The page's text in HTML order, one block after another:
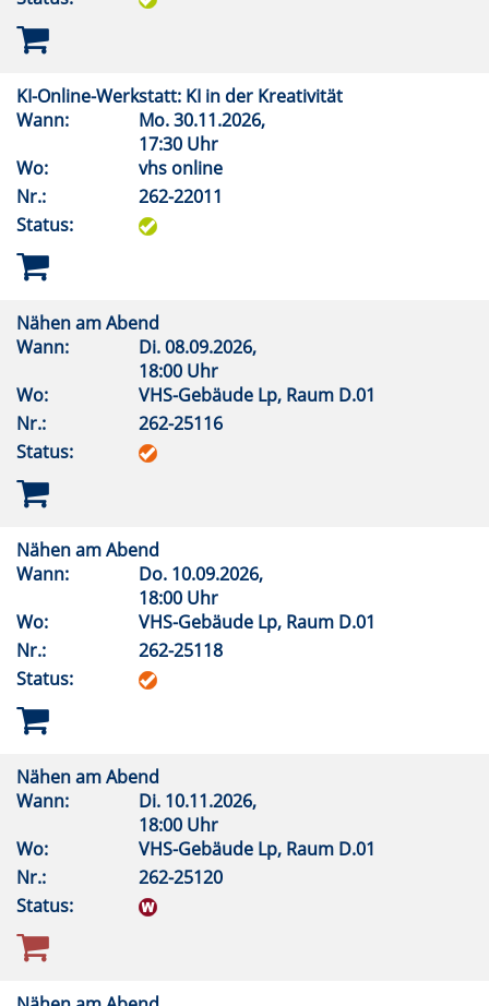
KI-Online-Werkstatt: KI in der Kreativität
Wann:
Mo.30.11.2026,
17:30 Uhr
Wo:
vhs online
Nr.:
262-22011
Status:
Nähen am Abend
Wann:
Di.08.09.2026,
18:00 Uhr
Wo:
VHS-Gebäude Lp, Raum D.01
Nr.:
262-25116
Status:
Nähen am Abend
Wann:
Do. 10.09.2026,
18:00 Uhr
Wo:
VHS-Gebäude Lp, Raum D.01
Nr.:
262-25118
Status:
Nähen am Abend
Wann:
Di. 10.11.2026,
18:00 Uhr
Wo:
VHS-Gebäude Lp, Raum D.01
Nr.:
262-25120
Status: